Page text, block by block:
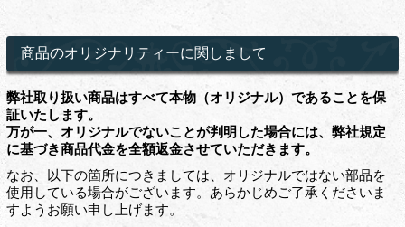
商品のオリジナリティーに関しまして
弊社取り扱い商品はすべて本物（オリジナル）であることを保
証いたします。
万が一、オリジナルでないことが判明した場合には、弊社規定
に基づき商品代金を全額返金させていただきます。
なお、以下の箇所につきましては、オリジナルではない部品を
使用している場合がございます。あらかじめご了承くださいま
すようお願い申し上げます。